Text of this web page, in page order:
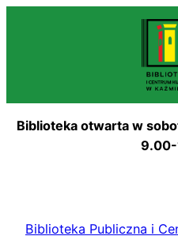
Biblioteka otwarta w
Biblioteka Publiczna i